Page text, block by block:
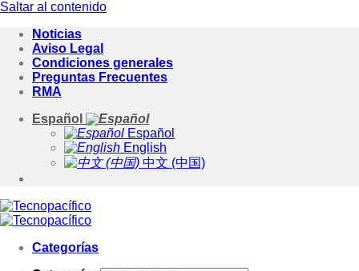
Saltar al contenido
Noticias
Aviso Legal
Condiciones generales
Preguntas Frecuentes
RMA
Español
Español
English
中文 (中国)
Categorías